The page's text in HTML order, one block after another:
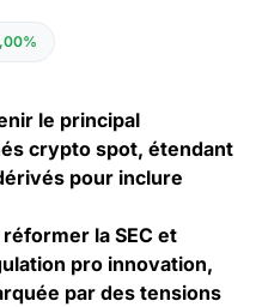
le principal
crypto spot, étendant
pour inclure
la SEC et
pro innovation,
par des tensions